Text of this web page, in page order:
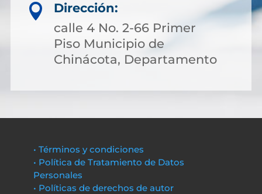

Dirección:
calle 4 No. 2-66 Primer
Piso Municipio de
Chinácota, Departamento
• Términos y condiciones
• Política de Tratamiento de Datos
Personales
• Políticas de derechos de autor